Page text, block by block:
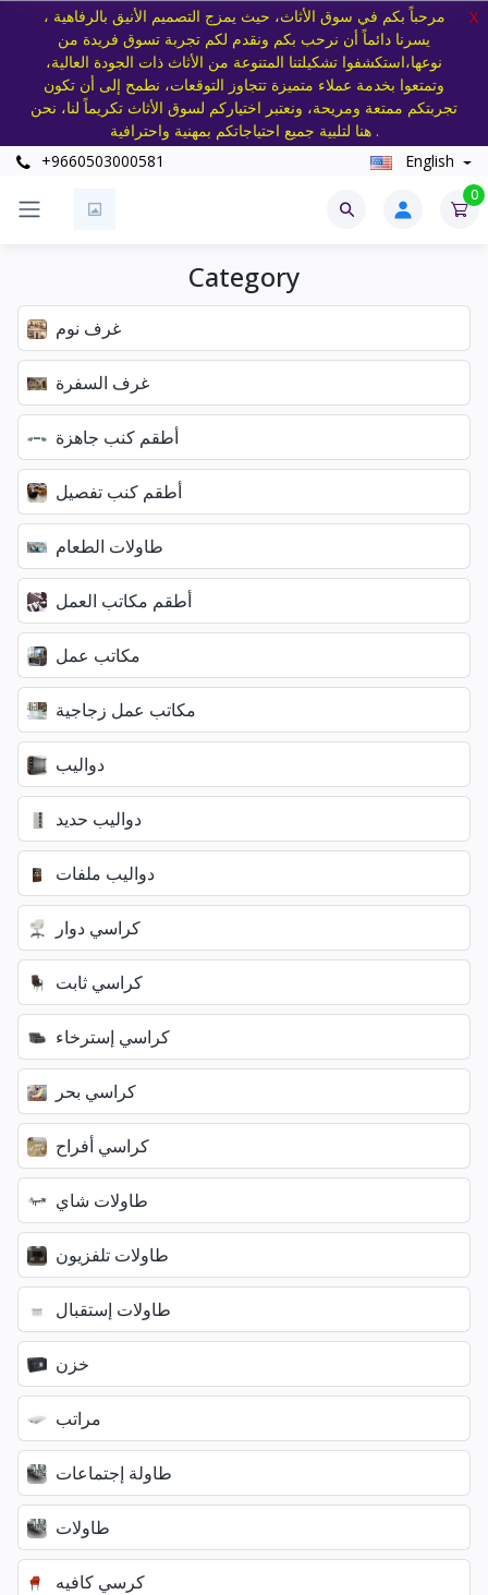
مرحباً بكم في سوق الأثاث، حيث يمزج التصميم الأنيق بالرفاهية ،
يسرنا دائماً أن نرحب بكم ونقدم لكم تجربة تسوق فريدة من
نوعها،استكشفوا تشكيلتنا المتنوعة من الأثاث ذات الجودة العالية،
وتمتعوا بخدمة عملاء متميزة تتجاوز التوقعات، نطمح إلى أن تكون
تجربتكم ممتعة ومريحة، ونعتبر اختياركم لسوق الأثاث تكريماً لنا، نحن
هنا لتلبية جميع احتياجاتكم بمهنية واحترافية .
X
+9660503000581 English
0
Category
غرف نوم
غرف السفرة
أطقم كنب جاهزة
أطقم كنب تفصيل
طاولات الطعام
أطقم مكاتب العمل
مكاتب عمل
مكاتب عمل زجاجية
دواليب
دواليب حديد
دواليب ملفات
كراسي دوار
كراسي ثابت
كراسي إسترخاء
كراسي بحر
كراسي أفراح
طاولات شاي
طاولات تلفزيون
طاولات إستقبال
خزن
مراتب
طاولة إجتماعات
طاولات
كرسي كافيه